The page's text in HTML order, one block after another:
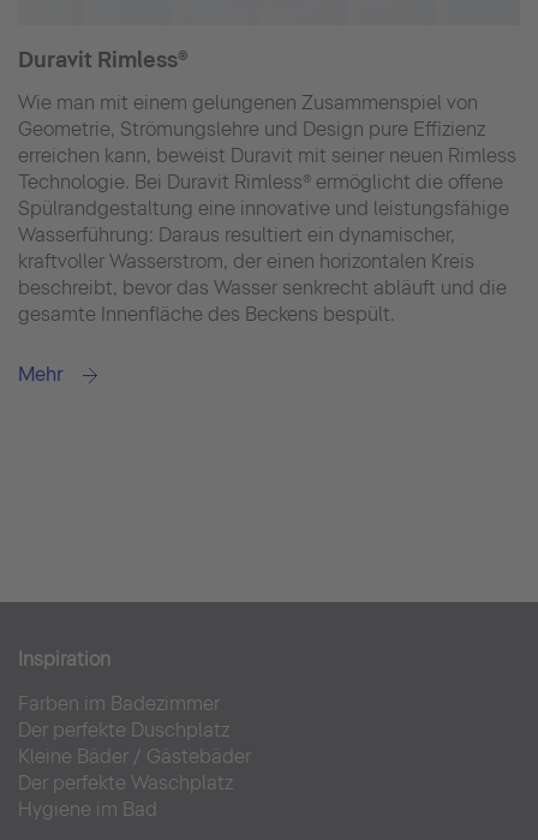
Duravit Rimless®
Wie man mit einem gelungenen Zusammenspiel von
Geometrie, Strömungslehre und Design pure Effizienz
erreichen kann, beweist Duravit mit seiner neuen Rimless
Technologie. Bei Duravit Rimless® ermöglicht die offene
Spülrandge­staltung eine innovative und leistungsfähige
Wasserführung: Daraus resultiert ein dynamischer,
kraftvoller Wasserstrom, der einen horizontalen Kreis
beschreibt, bevor das Wasser senkrecht abläuft und die
gesamte Innenfläche des Beckens bespült.
Mehr
Inspiration
Farben im Badezimmer
Der perfekte Duschplatz
Kleine Bäder / Gästebäder
Der perfekte Waschplatz
Hygiene im Bad